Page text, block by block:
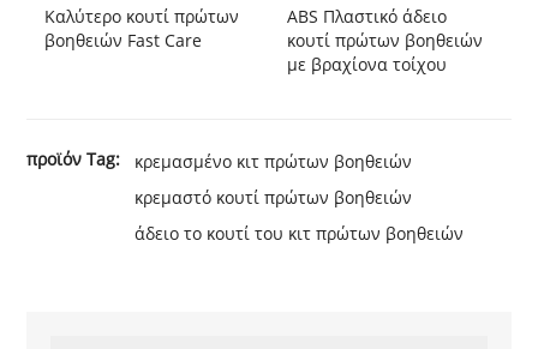
Καλύτερο κουτί πρώτων
βοηθειών Fast Care
ABS Πλαστικό άδειο
κουτί πρώτων βοηθειών
με βραχίονα τοίχου
προϊόν Tag:
κρεμασμένο κιτ πρώτων βοηθειών
κρεμαστό κουτί πρώτων βοηθειών
άδειο το κουτί του κιτ πρώτων βοηθειών